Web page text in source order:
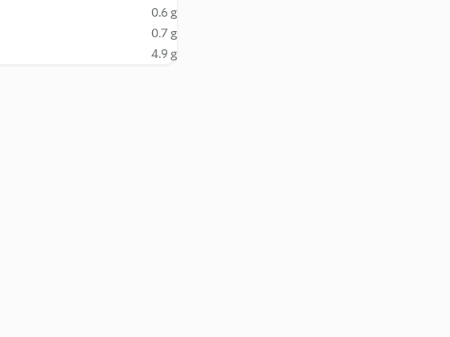
0.6 g
0.7 g
4.9 g